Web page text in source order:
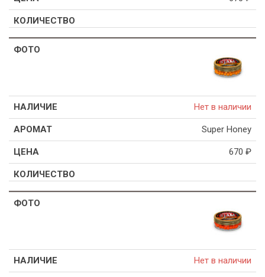
Нет в наличии
Super Honey
670 ₽
Нет в наличии